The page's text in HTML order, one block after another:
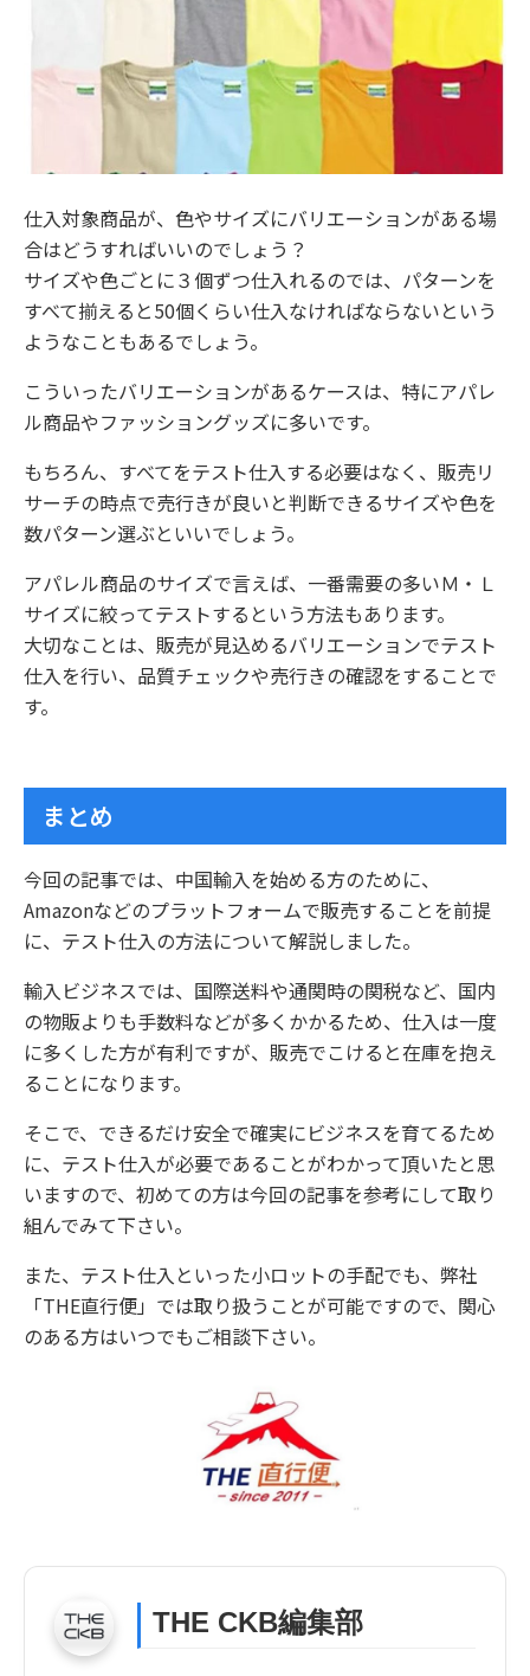
仕入対象商品が、色やサイズにバリエーションがある場
合はどうすればいいのでしょう？
サイズや色ごとに３個ずつ仕入れるのでは、パターンを
すべて揃えると50個くらい仕入なければならないという
ようなこともあるでしょう。
こういったバリエーションがあるケースは、特にアパレ
ル商品やファッショングッズに多いです。
もちろん、すべてをテスト仕入する必要はなく、販売リ
サーチの時点で売行きが良いと判断できるサイズや色を
数パターン選ぶといいでしょう。
アパレル商品のサイズで言えば、一番需要の多いＭ・Ｌ
サイズに絞ってテストするという方法もあります。
大切なことは、販売が見込めるバリエーションでテスト
仕入を行い、品質チェックや売行きの確認をすることで
す。
まとめ
今回の記事では、中国輸入を始める方のために、
Amazonなどのプラットフォームで販売することを前提
に、テスト仕入の方法について解説しました。
輸入ビジネスでは、国際送料や通関時の関税など、国内
の物販よりも手数料などが多くかかるため、仕入は一度
に多くした方が有利ですが、販売でこけると在庫を抱え
ることになります。
そこで、できるだけ安全で確実にビジネスを育てるため
に、テスト仕入が必要であることがわかって頂いたと思
いますので、初めての方は今回の記事を参考にして取り
組んでみて下さい。
また、テスト仕入といった小ロットの手配でも、弊社
「THE直行便」では取り扱うことが可能ですので、関心
のある方はいつでもご相談下さい。
THE CKB編集部